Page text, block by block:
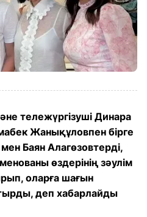
тележүргізуші Динара
Жанықұловпен бірге
Баян Алагөзовтерді,
өздерінің зәулім
оларға шағын
деп хабарлайды